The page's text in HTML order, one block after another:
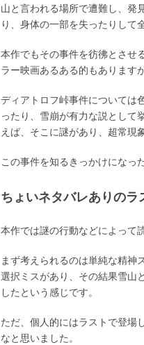
山と言われる場所で遭難し、発
り、身体の一部を失ったりして
本作でもその事件を彷彿とさせ
ラー映画あるある的もあります
ディアトロフ峠事件については
ったり、雪崩が有力な説として
えば、そこに謎があり、超常現
この事件を知るきっかけになっ
ちょいネタバレありのラ
本作では謎の行動などによって
まず考えられるのは単純な精神
選択ミスがあり、その結果雪山
したという感じです。
ただ、個人的にはラストで登場
なと思いました。